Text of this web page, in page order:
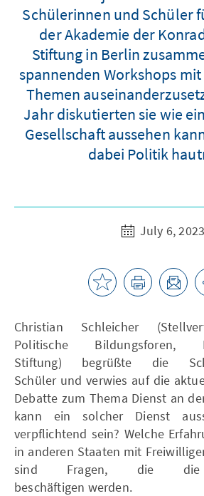
Schülerinnen und Schüler
der Akademie der
Stiftung in Berlin
spannenden Workshops
Themen
Jahr diskutierten sie wie
Gesellschaft aussehen
dabei Politik
July 6, 2023
Christian Schleicher
Politische Bildungsforen,
Stiftung) begrüßte die
Schüler und verwies auf die
Debatte zum Thema Dienst an
kann ein solcher Dienst
verpflichtend sein? Welche
in anderen Staaten mit
sind Fragen, die die
beschäftigen werden.